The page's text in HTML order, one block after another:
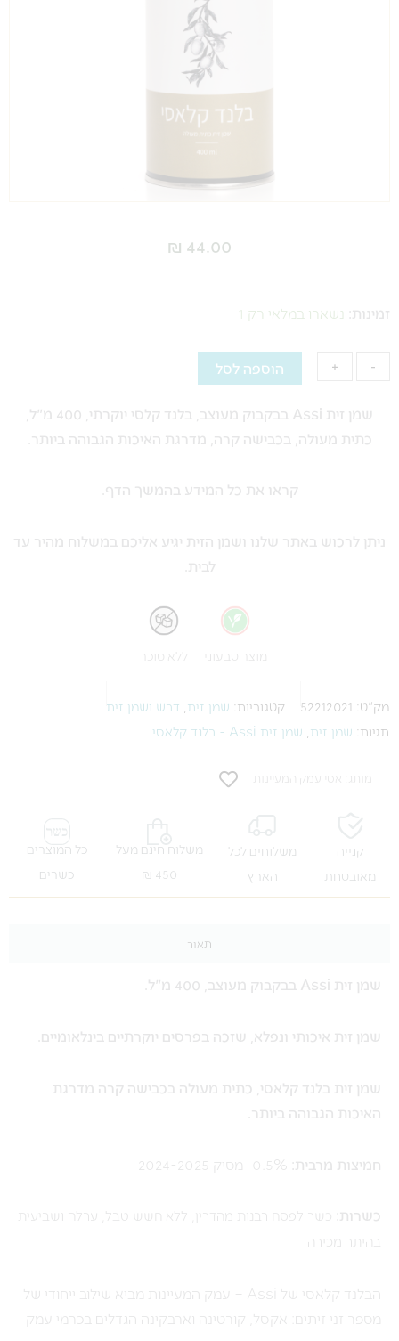
₪ 44.00
זמינות: נשארו במלאי רק 1
-
שמן
Assi
מעוצב
-
+ הוספה לסל
שמן זית Assi בבקבוק מעוצב, בלנד קלסי יוקרתי, 400 מ"ל,
כתית מעולה, בכבישה קרה, מדרגת האיכות הגבוהה ביותר.
קראו את כל המידע בהמשך הדף.
ניתן לרכוש באתר שלנו ושמן הזית יגיע אליכם במשלוח מהיר עד
לבית.
מוצר טבעוני ללא סוכר
מק"ט: 52212021 קטגוריות: שמן זית דבש ושמן זית
תגיות: שמן זית שמן זית Assi - בלנד קלאסי
מותג: אסי עמק המעיינות
קנייה
מאובטחת
משלוחים לכל
הארץ
משלוח חינם מעל
450 ₪
כל המוצרים
כשרים
תאור
שמן זית Assi בבקבוק מעוצב, 400 מ"ל.
שמן זית איכותי ונפלא, שזכה בפרסים יוקרתיים בינלאומיים.
שמן זית בלנד קלאסי, כתית מעולה בכבישה קרה מדרגת
האיכות הגבוהה ביותר.
חמיצות מרבית: 0.5% מסיק 2024-2025
כשרות:
כשר לפסח רבנות מהדרין, ללא חשש טבל, ערלה ושביעית
בהיתר מכירה
הבלנד קלאסי של Assi – עמק המעיינות מביא שילוב ייחודי של
מספר זני זיתים: אקסל, קורטינה וארבקינה הגדלים בכרמי עמק